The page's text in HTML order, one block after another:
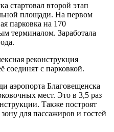
стартовал второй этап
площади. На первом
парковка на 170
терминалом. Заработала
реконструкция
с парковкой.
аэропорта Благовещенска
мест. Это в 3,5 раз
Также построят
для пассажиров и гостей